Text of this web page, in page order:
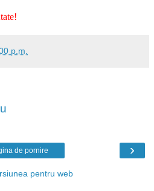
p.m.
›
de pornire
pentru web